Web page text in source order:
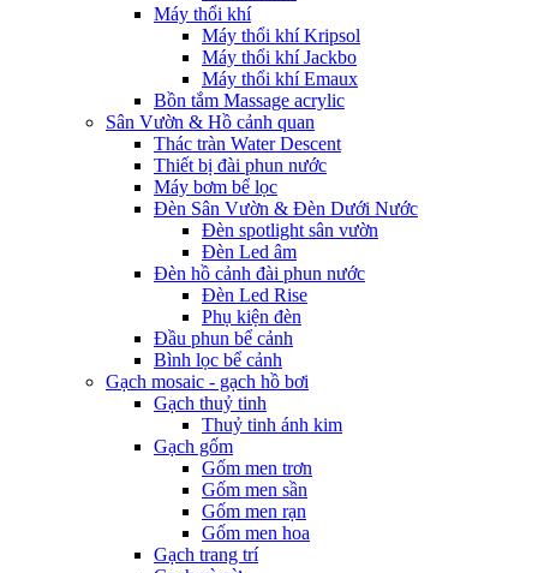
Máy thổi khí
Máy thổi khí Kripsol
Máy thổi khí Jackbo
Máy thổi khí Emaux
Bồn tắm Massage acrylic
Sân Vườn & Hồ cảnh quan
Thác tràn Water Descent
Thiết bị đài phun nước
Máy bơm bể lọc
Đèn Sân Vườn & Đèn Dưới Nước
Đèn spotlight sân vườn
Đèn Led âm
Đèn hồ cảnh đài phun nước
Đèn Led Rise
Phụ kiện đèn
Đầu phun bể cảnh
Bình lọc bể cảnh
Gạch mosaic - gạch hồ bơi
Gạch thuỷ tinh
Thuỷ tinh ánh kim
Gạch gốm
Gốm men trơn
Gốm men sần
Gốm men rạn
Gốm men hoa
Gạch trang trí